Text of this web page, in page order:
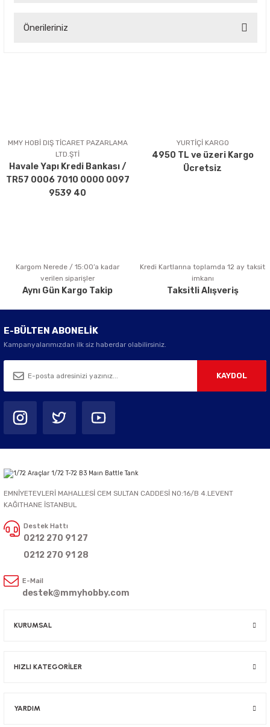
Önerileriniz
Ürün açıklamasında eksik bilgiler bulunuyor.
Ürün bilgilerinde hatalar bulunuyor.
Ürün fiyatı diğer sitelerden daha pahalı.
Bu ürüne benzer farklı alternatifler olmalı.
Gönder
MMY HOBİ DIŞ TİCARET PAZARLAMA
LTD.ŞTİ
Havale Yapı Kredi Bankası /
TR57 0006 7010 0000 0097
9539 40
YURTİÇİ KARGO
4950 TL ve üzeri Kargo
Ücretsiz
Kargom Nerede / 15:00’a kadar
verilen siparişler
Aynı Gün Kargo Takip
Kredi Kartlarına toplamda 12 ay taksit
imkanı
Taksitli Alışveriş
E-BÜLTEN ABONELİK
Kampanyalarımızdan ilk siz haberdar olabilirsiniz.
KAYDOL
EMNİYETEVLERİ MAHALLESİ CEM SULTAN CADDESİ NO:16/B 4.LEVENT
KAĞITHANE İSTANBUL
Destek Hattı
0212 270 91 27
0212 270 91 28
E-Mail
destek@mmyhobby.com
KURUMSAL
HIZLI KATEGORİLER
YARDIM